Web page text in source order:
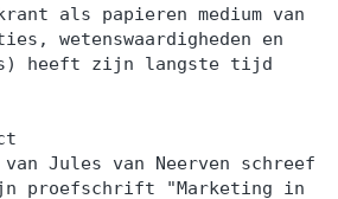
als papieren medium van
wetenswaardigheden en
heeft zijn langste tijd
van Jules van Neerven schreef
proefschrift "Marketing in